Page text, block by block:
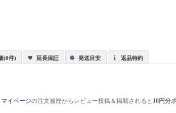
(0件) 延長保証 発送目安 返品特約
マイページの注文履歴からレビュー投稿＆掲載されると 10円分